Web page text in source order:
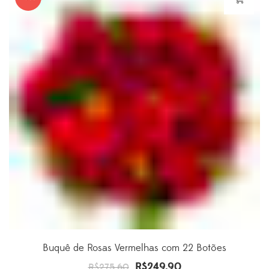
Buquê de Rosas Vermelhas com 22 Botões
O
O